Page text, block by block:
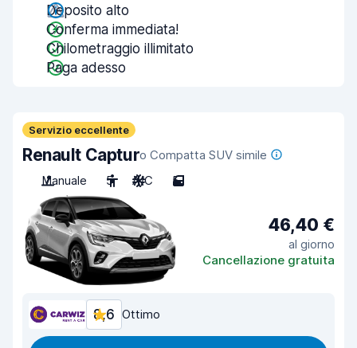
Deposito alto
Conferma immediata!
Chilometraggio illimitato
Paga adesso
Servizio eccellente
Renault Capturo Compatta SUV simile
Manuale
5 A/C 5
46,40 €
al giorno
Cancellazione gratuita
8,6 Ottimo